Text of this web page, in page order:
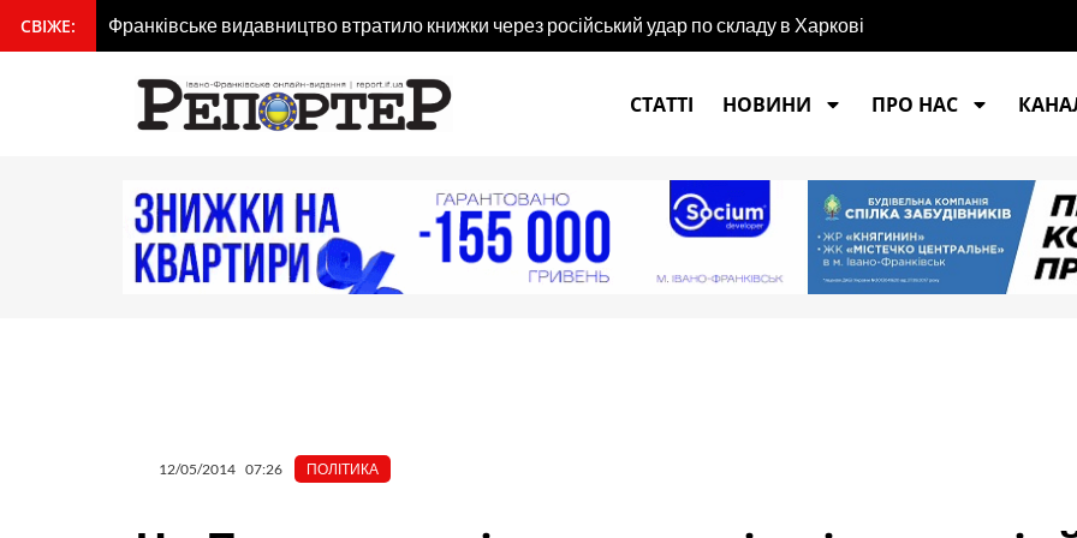
вмісту
СВІЖЕ: Франківське видавництво втратило книжки через російський удар по складу в Харкові
СТАТТІ
НОВИНИ ПРО НАС
12/05/2014 07:26 ПОЛІТИКА